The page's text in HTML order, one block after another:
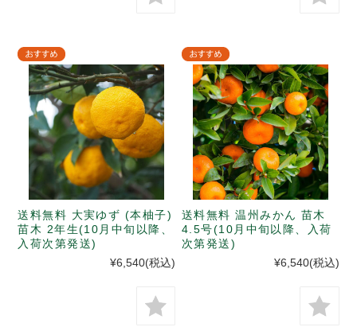
送料無料 大実ゆず (本柚子)
苗木 2年生(10月中旬以降、
入荷次第発送)
¥6,540(税込)
送料無料 温州みかん 苗木
4.5号(10月中旬以降、入荷
次第発送)
¥6,540(税込)